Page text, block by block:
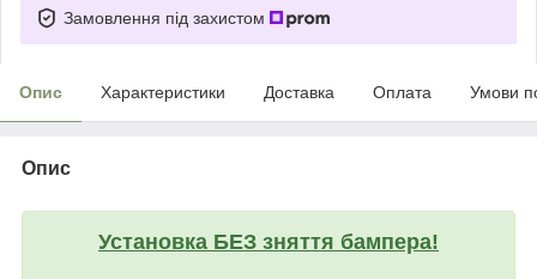
Замовлення під захистом
Опис Характеристики Доставка Оплата Умови
Опис
Установка БЕЗ зняття бампера!